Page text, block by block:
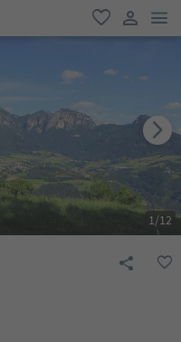
favoriti
user link
1/12